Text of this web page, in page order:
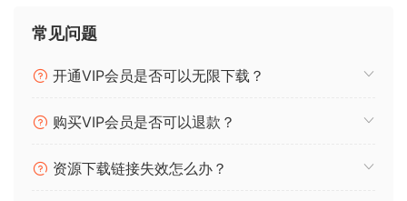
can trust every time.
A workflow
Real-time processinq in the pluqin lets you hear your
consuminq bounces out of the DAW and revise track
常见问题
开通VIP会员是否可以无限下载？
购买VIP会员是否可以退款？
资源下载链接失效怎么办？